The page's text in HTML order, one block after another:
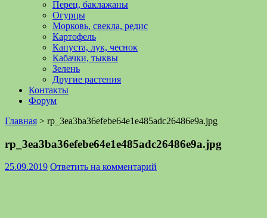
Перец, баклажаны
Огурцы
Морковь, свекла, редис
Картофель
Капуста, лук, чеснок
Кабачки, тыквы
Зелень
Другие растения
Контакты
Форум
Главная > rp_3ea3ba36efebe64e1e485adc26486e9a.jpg
rp_3ea3ba36efebe64e1e485adc26486e9a.jpg
25.09.2019 Ответить на комментарий